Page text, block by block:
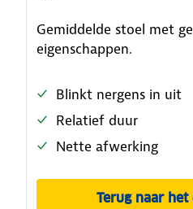
Gemiddelde stoel met
eigenschappen.
Blinkt nergens in uit
Relatief duur
Nette afwerking
Terug naar